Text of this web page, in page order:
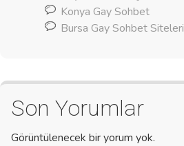
Konya Gay Sohbet
Bursa Gay Sohbet Siteleri
Son Yorumlar
Görüntülenecek bir yorum yok.